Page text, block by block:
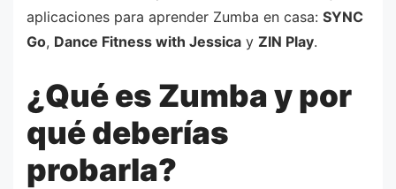
aplicaciones para aprender Zumba en casa: SYNC
Go, Dance Fitness with Jessica y ZIN Play.
¿Qué es Zumba y por
qué deberías
probarla?